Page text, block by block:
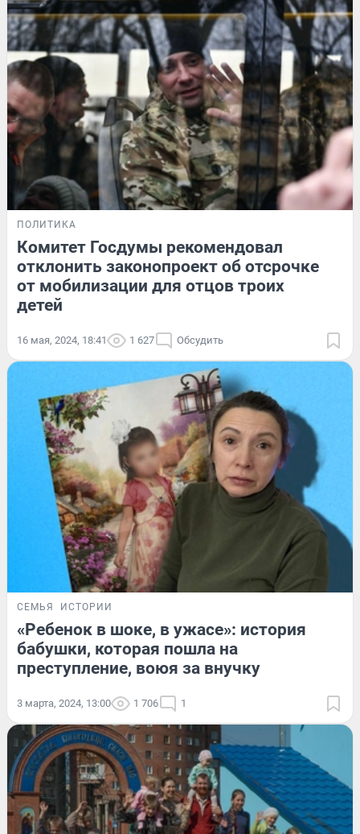
ПОЛИТИКА
Комитет Госдумы рекомендовал
отклонить законопроект об отсрочке
от мобилизации для отцов троих
детей
16 мая, 2024, 18:41 1 627 Обсудить
СЕМЬЯ ИСТОРИИ
«Ребенок в шоке, в ужасе»: история
бабушки, которая пошла на
преступление, воюя за внучку
3 марта, 2024, 13:00 1 706 1